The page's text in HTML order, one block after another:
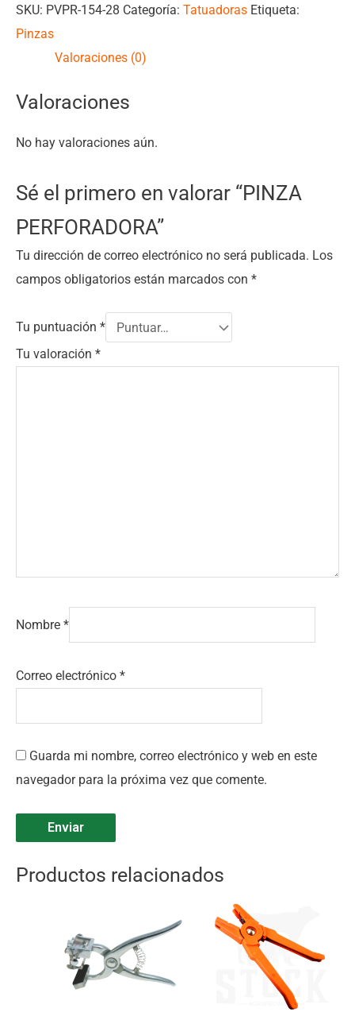
SKU: PVPR-154-28 Categoría: Tatuadoras Etiqueta:
Pinzas
Valoraciones (0)
Valoraciones
No hay valoraciones aún.
Sé el primero en valorar “PINZA
PERFORADORA”
Tu dirección de correo electrónico no será publicada. Los
campos obligatorios están marcados con *
Tu puntuación *
Tu valoración *
Nombre *
Correo electrónico *
Guarda mi nombre, correo electrónico y web en este
navegador para la próxima vez que comente.
Productos relacionados